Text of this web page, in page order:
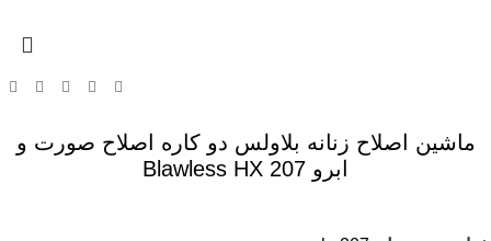
ماشین اصلاح زنانه بلاولس دو کاره اصلاح صورت و
ابرو Blawless HX 207